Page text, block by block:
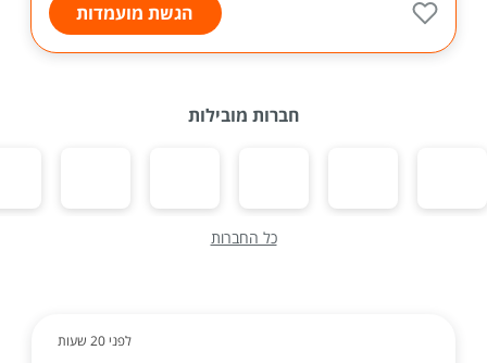
הגשת מועמדות
חברות מובילות
כל החברות
לפני 20 שעות